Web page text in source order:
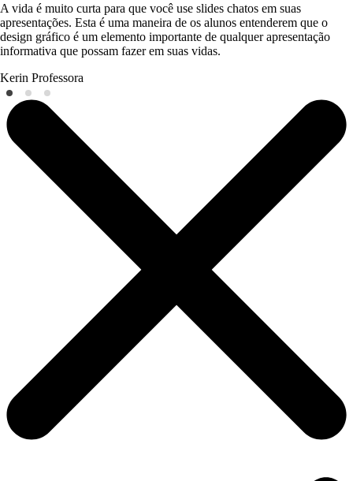
A vida é muito curta para que você use slides chatos em suas
apresentações. Esta é uma maneira de os alunos entenderem que o
design gráfico é um elemento importante de qualquer apresentação
informativa que possam fazer em suas vidas.
Kerin Professora